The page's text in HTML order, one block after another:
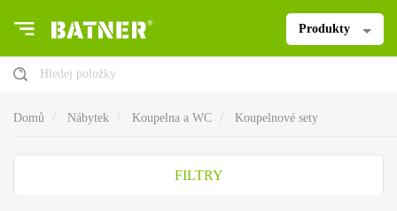
Produkty
Hledej položky
Domů Nábytek Koupelna a WC Koupelnové sety
FILTRY